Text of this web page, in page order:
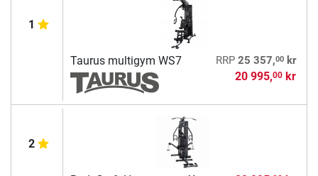
1
Taurus multigym WS7 RRP 25 357,00kr
20 995,00kr
2